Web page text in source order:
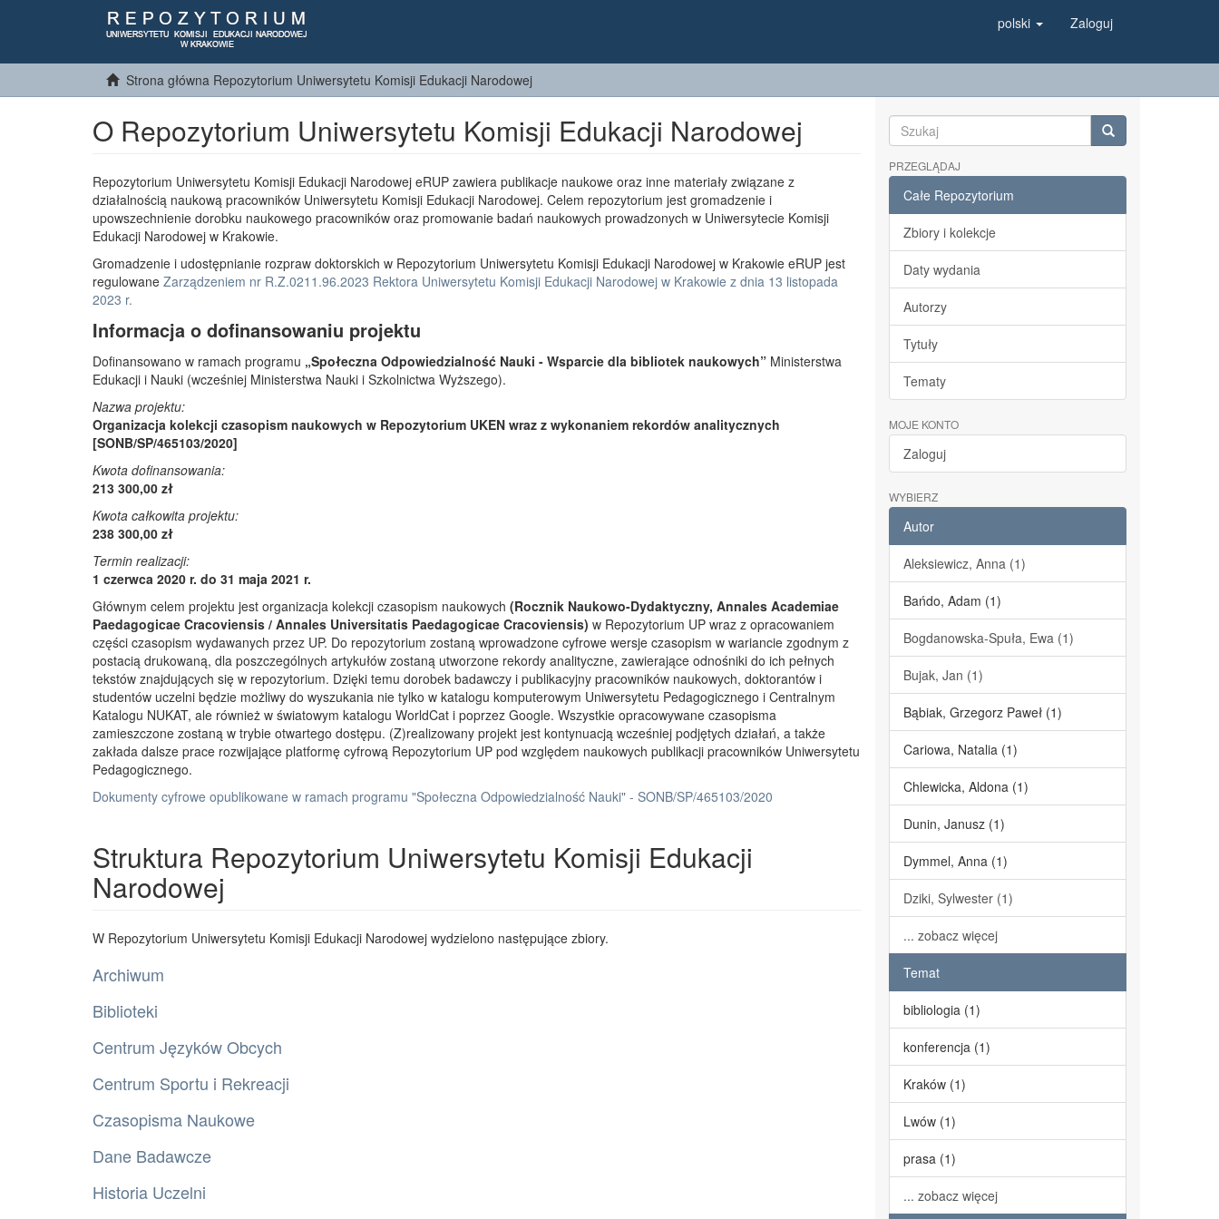
polski Zaloguj
Strona główna Repozytorium Uniwersytetu Komisji Edukacji Narodowej
O Repozytorium Uniwersytetu Komisji Edukacji Narodowej
Repozytorium Uniwersytetu Komisji Edukacji Narodowej eRUP zawiera publikacje naukowe oraz inne materiały związane z
działalnością naukową pracowników Uniwersytetu Komisji Edukacji Narodowej. Celem repozytorium jest gromadzenie i
upowszechnienie dorobku naukowego pracowników oraz promowanie badań naukowych prowadzonych w Uniwersytecie Komisji
Edukacji Narodowej w Krakowie.
Gromadzenie i udostępnianie rozpraw doktorskich w Repozytorium Uniwersytetu Komisji Edukacji Narodowej w Krakowie eRUP jest
regulowane Zarządzeniem nr R.Z.0211.96.2023 Rektora Uniwersytetu Komisji Edukacji Narodowej w Krakowie z dnia 13 listopada
2023 r.
Informacja o dofinansowaniu projektu
Dofinansowano w ramach programu „Społeczna Odpowiedzialność Nauki - Wsparcie dla bibliotek naukowych” Ministerstwa
Edukacji i Nauki (wcześniej Ministerstwa Nauki i Szkolnictwa Wyższego).
Nazwa projektu:
Organizacja kolekcji czasopism naukowych w Repozytorium UKEN wraz z wykonaniem rekordów analitycznych
[SONB/SP/465103/2020]
Kwota dofinansowania:
213 300,00 zł
Kwota całkowita projektu:
238 300,00 zł
Termin realizacji:
1 czerwca 2020 r. do 31 maja 2021 r.
Głównym celem projektu jest organizacja kolekcji czasopism naukowych (Rocznik Naukowo-Dydaktyczny, Annales Academiae
Paedagogicae Cracoviensis / Annales Universitatis Paedagogicae Cracoviensis) w Repozytorium UP wraz z opracowaniem
części czasopism wydawanych przez UP. Do repozytorium zostaną wprowadzone cyfrowe wersje czasopism w wariancie zgodnym z
postacią drukowaną, dla poszczególnych artykułów zostaną utworzone rekordy analityczne, zawierające odnośniki do ich pełnych
tekstów znajdujących się w repozytorium. Dzięki temu dorobek badawczy i publikacyjny pracowników naukowych, doktorantów i
studentów uczelni będzie możliwy do wyszukania nie tylko w katalogu komputerowym Uniwersytetu Pedagogicznego i Centralnym
Katalogu NUKAT, ale również w światowym katalogu WorldCat i poprzez Google. Wszystkie opracowywane czasopisma
zamieszczone zostaną w trybie otwartego dostępu. (Z)realizowany projekt jest kontynuacją wcześniej podjętych działań, a także
zakłada dalsze prace rozwijające platformę cyfrową Repozytorium UP pod względem naukowych publikacji pracowników Uniwersytetu
Pedagogicznego.
Dokumenty cyfrowe opublikowane w ramach programu "Społeczna Odpowiedzialność Nauki" - SONB/SP/465103/2020
Struktura Repozytorium Uniwersytetu Komisji Edukacji
Narodowej
W Repozytorium Uniwersytetu Komisji Edukacji Narodowej wydzielono następujące zbiory.
Archiwum
Biblioteki
Centrum Języków Obcych
Centrum Sportu i Rekreacji
Czasopisma Naukowe
Dane Badawcze
Historia Uczelni
PRZEGLĄDAJ
Całe Repozytorium
Zbiory i kolekcje
Daty wydania
Autorzy
Tytuły
Tematy
MOJE KONTO
Zaloguj
WYBIERZ
Autor
Aleksiewicz, Anna (1)
Bańdo, Adam (1)
Bogdanowska-Spuła, Ewa (1)
Bujak, Jan (1)
Bąbiak, Grzegorz Paweł (1)
Cariowa, Natalia (1)
Chlewicka, Aldona (1)
Dunin, Janusz (1)
Dymmel, Anna (1)
Dziki, Sylwester (1)
... zobacz więcej
Temat
bibliologia (1)
konferencja (1)
Kraków (1)
Lwów (1)
prasa (1)
... zobacz więcej